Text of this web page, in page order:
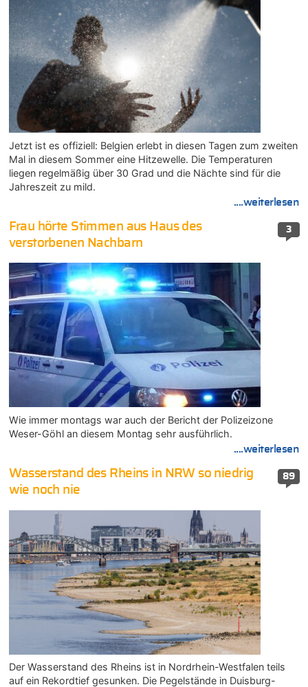
Jetzt ist es offiziell: Belgien erlebt in diesen Tagen zum zweiten
Mal in diesem Sommer eine Hitzewelle. Die Temperaturen
liegen regelmäßig über 30 Grad und die Nächte sind für die
Jahreszeit zu mild.
....weiterlesen
3
Frau hörte Stimmen aus Haus des
verstorbenen Nachbarn
Wie immer montags war auch der Bericht der Polizeizone
Weser-Göhl an diesem Montag sehr ausführlich.
....weiterlesen
89
Wasserstand des Rheins in NRW so niedrig
wie noch nie
Der Wasserstand des Rheins ist in Nordrhein-Westfalen teils
auf ein Rekordtief gesunken. Die Pegelstände in Duisburg-